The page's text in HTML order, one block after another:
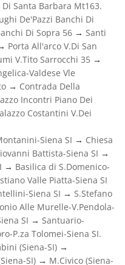
Di Santa Barbara Mt163.
De'Pazzi Banchi Di
Di Sopra 56 → Santi
Porta All'arco V.Di San
V.Tito Sarrocchi 35 →
Valdese Vle
→ Contrada Della
Incontri Piano Dei
Costantini V.Dei
Siena SI → Chiesa
Battista-Siena SI →
→ Basilica di S.Domenico-
Valle Piatta-Siena SI
Siena SI → S.Stefano
Alle Murelle-V.Pendola-
SI → Santuario-
P.za Tolomei-Siena SI.
(Siena-SI) →
SI) → M.Civico (Siena-